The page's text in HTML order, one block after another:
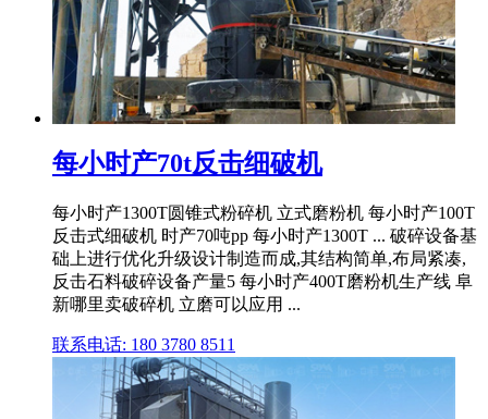
每小时产70t反击细破机
每小时产1300T圆锥式粉碎机 立式磨粉机 每小时产100T
反击式细破机 时产70吨pp 每小时产1300T ... 破碎设备基
础上进行优化升级设计制造而成,其结构简单,布局紧凑,
反击石料破碎设备产量5 每小时产400T磨粉机生产线 阜
新哪里卖破碎机 立磨可以应用 ...
联系电话: 180 3780 8511